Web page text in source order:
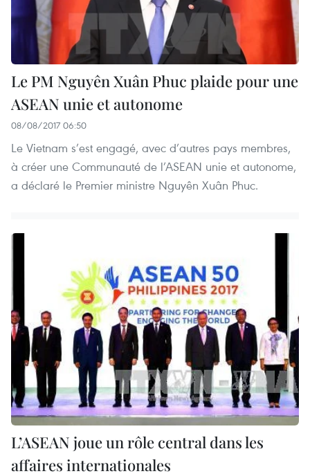
Le PM Nguyên Xuân Phuc plaide pour une
ASEAN unie et autonome
08/08/2017 06:50
Le Vietnam s’est engagé, avec d’autres pays membres,
à créer une Communauté de l’ASEAN unie et autonome,
a déclaré le Premier ministre Nguyên Xuân Phuc.
L’ASEAN joue un rôle central dans les
affaires internationales